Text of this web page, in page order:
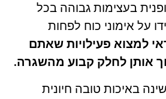
בעצימות גבוהה בכל
על אימוני כוח לפחות
למצוא פעילויות שאתם
אותן לחלק קבוע מהשגרה.
שינה באיכות טובה חיונית